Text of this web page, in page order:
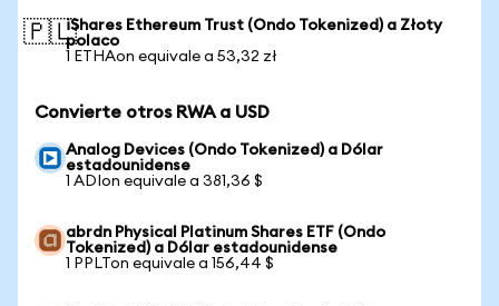
🇵🇱iShares Ethereum Trust (Ondo Tokenized) a Złoty
polaco
1 ETHAon equivale a 53,32 zł
Convierte otros RWA a USD
Analog Devices (Ondo Tokenized) a Dólar
estadounidense
1 ADIon equivale a 381,36 $
abrdn Physical Platinum Shares ETF (Ondo
Tokenized) a Dólar estadounidense
1 PPLTon equivale a 156,44 $